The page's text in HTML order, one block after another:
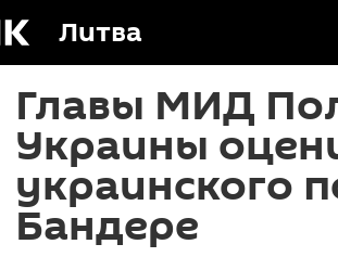
Литва
Главы МИД
Украины
украинского
Бандере